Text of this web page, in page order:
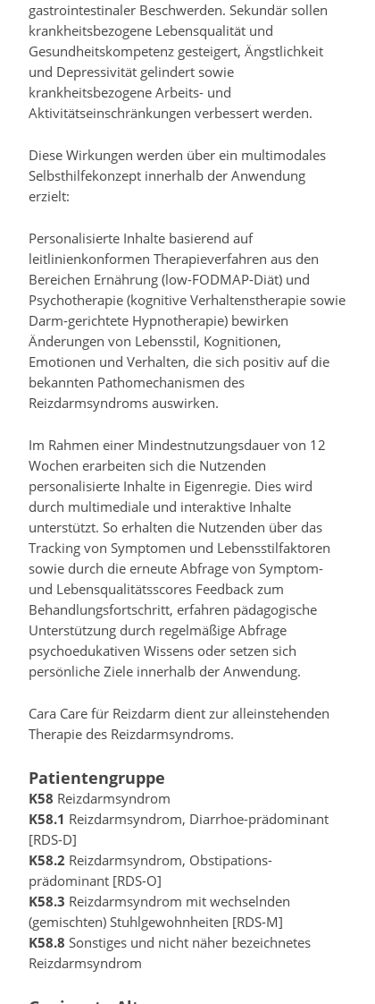
gastrointestinaler Beschwerden. Sekundär sollen
krankheitsbezogene Lebensqualität und
Gesundheitskompetenz gesteigert, Ängstlichkeit
und Depressivität gelindert sowie
krankheitsbezogene Arbeits- und
Aktivitätseinschränkungen verbessert werden.
Diese Wirkungen werden über ein multimodales
Selbsthilfekonzept innerhalb der Anwendung
erzielt:
Personalisierte Inhalte basierend auf
leitlinienkonformen Therapieverfahren aus den
Bereichen Ernährung (low-FODMAP-Diät) und
Psychotherapie (kognitive Verhaltenstherapie sowie
Darm-gerichtete Hypnotherapie) bewirken
Änderungen von Lebensstil, Kognitionen,
Emotionen und Verhalten, die sich positiv auf die
bekannten Pathomechanismen des
Reizdarmsyndroms auswirken.
Im Rahmen einer Mindestnutzungsdauer von 12
Wochen erarbeiten sich die Nutzenden
personalisierte Inhalte in Eigenregie. Dies wird
durch multimediale und interaktive Inhalte
unterstützt. So erhalten die Nutzenden über das
Tracking von Symptomen und Lebensstilfaktoren
sowie durch die erneute Abfrage von Symptom-
und Lebensqualitätsscores Feedback zum
Behandlungsfortschritt, erfahren pädagogische
Unterstützung durch regelmäßige Abfrage
psychoedukativen Wissens oder setzen sich
persönliche Ziele innerhalb der Anwendung.
Cara Care für Reizdarm dient zur alleinstehenden
Therapie des Reizdarmsyndroms.
Patientengruppe
K58 Reizdarmsyndrom
K58.1 Reizdarmsyndrom, Diarrhoe-prädominant
[RDS-D]
K58.2 Reizdarmsyndrom, Obstipations-
prädominant [RDS-O]
K58.3 Reizdarmsyndrom mit wechselnden
(gemischten) Stuhlgewohnheiten [RDS-M]
K58.8 Sonstiges und nicht näher bezeichnetes
Reizdarmsyndrom